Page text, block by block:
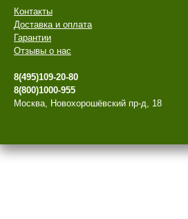
Контакты
Доставка и оплата
Гарантии
Отзывы о нас
8(495)109-20-80
8(800)1000-955
Москва, Новохорошёвский пр-д, 18